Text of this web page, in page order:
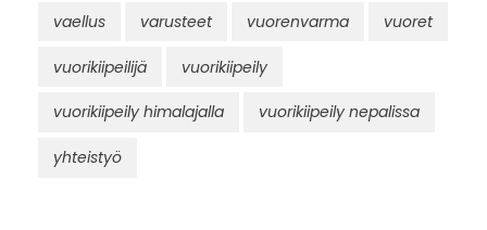
vaellus varusteet vuorenvarma vuoret
vuorikiipeilijä vuorikiipeily
vuorikiipeily himalajalla vuorikiipeily nepalissa
yhteistyö